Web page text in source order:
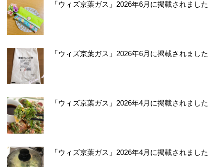
「ウィズ京葉ガス」2026年6月に掲載されました
「ウィズ京葉ガス」2026年6月に掲載されました
「ウィズ京葉ガス」2026年4月に掲載されました
「ウィズ京葉ガス」2026年4月に掲載されました